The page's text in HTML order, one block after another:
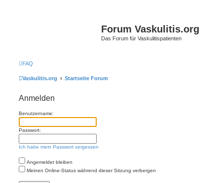
Forum Vaskulitis.org
Das Forum für Vaskulitispatienten
FAQ
Vaskulitis.org Startseite Forum
Anmelden
Benutzername:
Passwort:
Ich habe mein Passwort vergessen
Angemeldet bleiben
Meinen Online-Status während dieser Sitzung verbergen